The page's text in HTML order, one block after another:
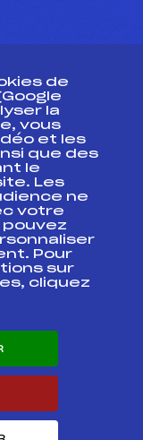
Suivi
de
la
vous
et les
que des
le
Les
ne
votre
pouvez
Pour
sur
cliquez